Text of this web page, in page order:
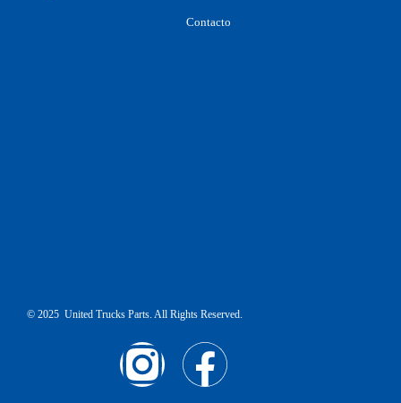
Contacto
© 2025 United Trucks Parts. All Rights Reserved.